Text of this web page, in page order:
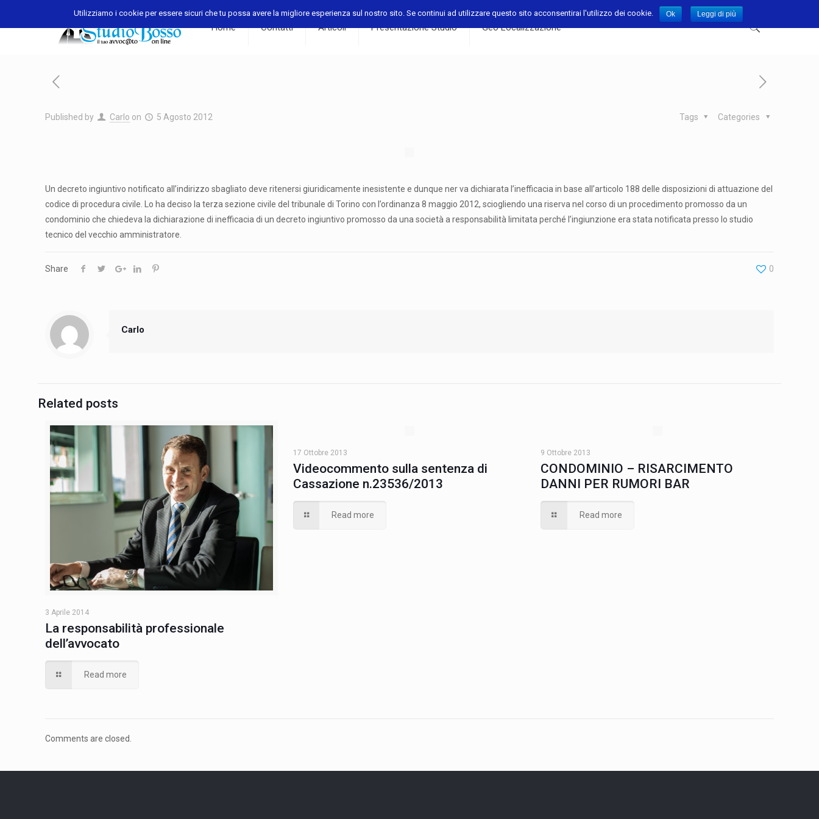
Home Contatti Articoli Presentazione Studio Geo Localizzazione
Published by Carlo on 5 Agosto 2012 Categories
Tags
Un decreto ingiuntivo notificato all’indirizzo sbagliato deve ritenersi giuridicamente inesistente e dunque ner va dichiarata l’inefficacia in base all’articolo 188 delle disposizioni di attuazione del
codice di procedura civile. Lo ha deciso la terza sezione civile del tribunale di Torino con l’ordinanza 8 maggio 2012, sciogliendo una riserva nel corso di un procedimento promosso da un
condominio che chiedeva la dichiarazione di inefficacia di un decreto ingiuntivo promosso da una società a responsabilità limitata perché l’ingiunzione era stata notificata presso lo studio
tecnico del vecchio amministratore.
Share 0
Carlo
Related posts
3 Aprile 2014
La responsabilità professionale
dell’avvocato
Read more
17 Ottobre 2013
Videocommento sulla sentenza di
Cassazione n.23536/2013
Read more
9 Ottobre 2013
CONDOMINIO – RISARCIMENTO
DANNI PER RUMORI BAR
Read more
Comments are closed.
Utilizziamo i cookie per essere sicuri che tu possa avere la migliore esperienza sul nostro sito. Se continui ad utilizzare questo sito acconsentirai l'utilizzo dei cookie. Ok Leggi di più